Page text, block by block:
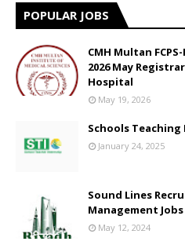
POPULAR JOBS
CMH Multan
2026 May
Hospital
May 19, 2026
Schools Teaching
January 24, 2025
Sound Lines
Management Jobs
May 12, 2024